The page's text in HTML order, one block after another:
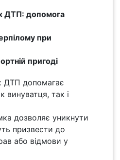
ДТП: допомога
при
пригоді
ДТП допомагає
винуватця, так і
дозволяє уникнути
призвести до
або відмови у